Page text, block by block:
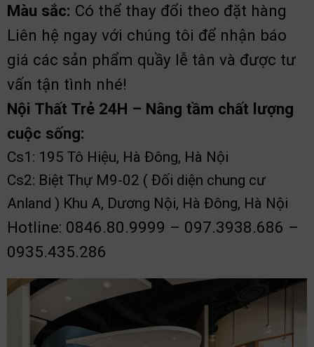
Màu sắc: Có thể thay đổi theo đặt hàng
Liên hệ ngay với chúng tôi để nhận báo
giá các sản phẩm quầy lễ tân và được tư
vấn tận tình nhé!
Nội Thất Trẻ 24H – Nâng tầm chất lượng
cuộc sống:
Cs1: 195 Tô Hiệu, Hà Đông, Hà Nội
Cs2: Biệt Thự M9-02 ( Đối diện chung cư
Anland ) Khu A, Dương Nội, Hà Đông, Hà Nội
Hotline: 0846.80.9999 – 097.3938.686 –
0935.435.286